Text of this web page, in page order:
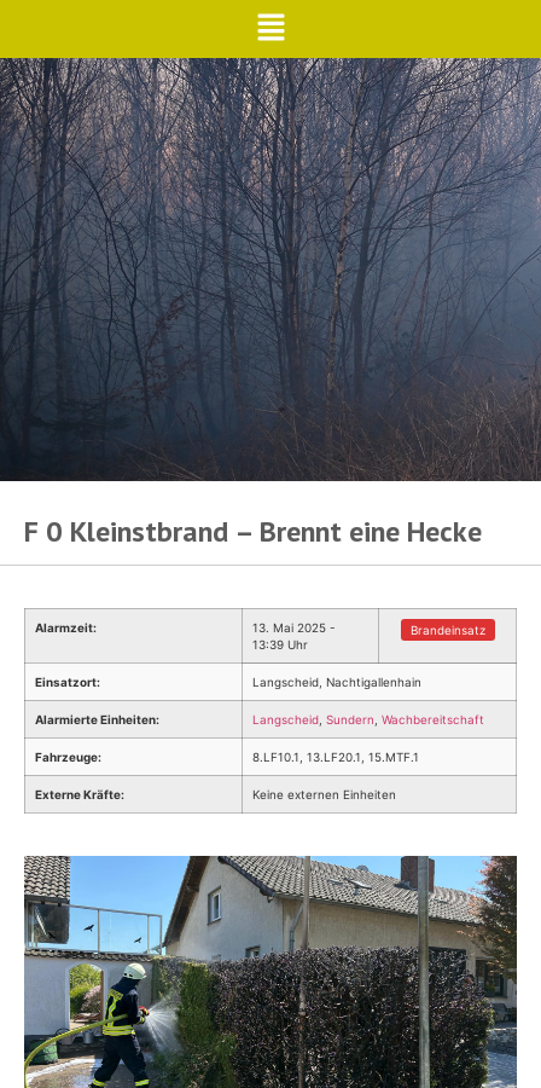
F 0 Kleinstbrand – Brennt eine Hecke
Alarmzeit:
13. Mai 2025 -
13:39 Uhr
Brandeinsatz
Einsatzort: Langscheid, Nachtigallenhain
Alarmierte Einheiten: Langscheid Sundern Wachbereitschaft
Fahrzeuge: 8.LF10.1, 13.LF20.1, 15.MTF.1
Externe Kräfte: Keine externen Einheiten